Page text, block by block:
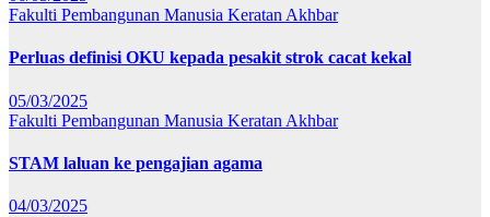
Fakulti Pembangunan Manusia Keratan Akhbar
Perluas definisi OKU kepada pesakit strok cacat kekal
05/03/2025
Fakulti Pembangunan Manusia Keratan Akhbar
STAM laluan ke pengajian agama
04/03/2025